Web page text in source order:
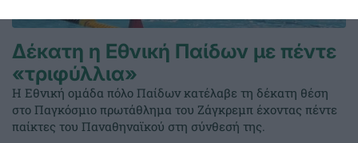
Δέκατη η Εθνική Παίδων με πέντε
«τριφύλλια»
Η Εθνική ομάδα πόλο Παίδων κατέλαβε τη δέκατη θέση
στο Παγκόσμιο πρωτάθλημα του Ζάγκρεμπ έχοντας πέντε
παίκτες του Παναθηναϊκού στη σύνθεσή της.